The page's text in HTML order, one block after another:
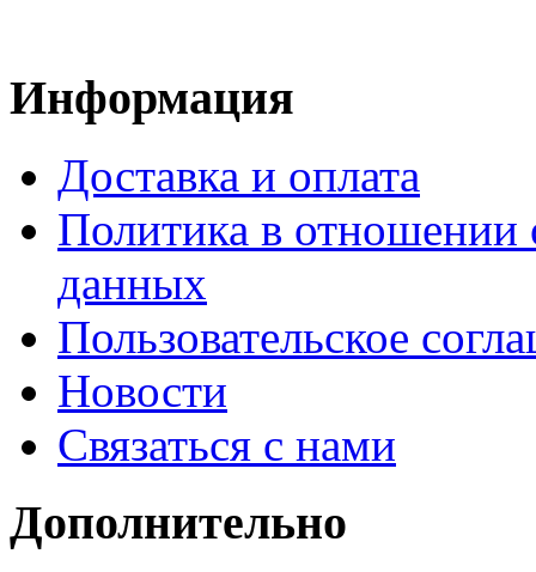
Информация
Доставка и оплата
Политика в отношении
данных
Пользовательское
Новости
Связаться с нами
Дополнительно